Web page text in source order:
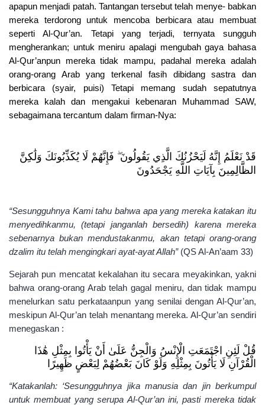
apapun menjadi patah. Tantangan tersebut telah menye- babkan
mereka terdorong untuk mencoba berbicara atau membuat
seperti Al-Qur’an. Tetapi yang terjadi, ternyata sungguh
mengherankan; untuk meniru apalagi mengubah gaya bahasa
Al-Qur’anpun mereka tidak mampu, padahal mereka adalah
orang-orang Arab yang terkenal fasih dibidang sastra dan
berbicara (syair, puisi) Tetapi memang sudah sepatutnya
mereka kalah dan mengakui kebenaran Muhammad SAW,
sebagaimana tercantum dalam firman-Nya:
قَدْ نَعْلَمُ إِنَّهُ لَيَحْزُنُكَ الَّذِي يَقُولُونَ ۖ فَإِنَّهُمْ لَا يُكَذِّبُونَكَ وَلَٰكِنَّ
الظَّالِمِينَ بِآيَاتِ اللَّهِ يَجْحَدُونَ
“Sesungguhnya Kami tahu bahwa apa yang mereka katakan itu
menyedihkanmu, (tetapi janganlah bersedih) karena mereka
sebenarnya bukan mendustakanmu, akan tetapi orang-orang
dzalim itu telah mengingkari ayat-ayat Allah”(QS Al-An’aam 33)
Sejarah pun mencatat kekalahan itu secara meyakinkan, yakni
bahwa orang-orang Arab telah gagal meniru, dan tidak mampu
menelurkan satu perkataanpun yang senilai dengan Al-Qur’an,
meskipun Al-Qur’an telah menantang mereka. Al-Qur’an sendiri
menegaskan :
قُلْ لَئِنِ اجْتَمَعَتِ الْإِنْسُ وَالْجِنُّ عَلَىٰ أَنْ يَأْتُوا بِمِثْلِ هَٰذَا
الْقُرْآنِ لَا يَأْتُونَ بِمِثْلِهِ وَلَوْ كَانَ بَعْضُهُمْ لِبَعْضٍ ظَهِيرًا
“Katakanlah: ‘Sesungguhnya jika manusia dan jin berkumpul
untuk membuat yang serupa Al-Qur’an ini, pasti mereka tidak